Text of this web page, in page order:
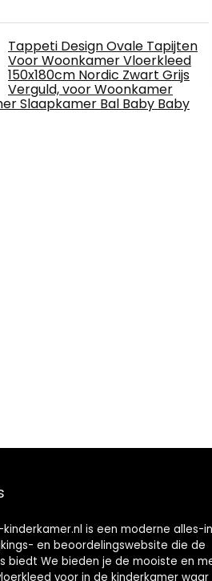
Tappeti Design Ovale Tapijten
Voor Woonkamer Vloerkleed
150x180cm Nordic Zwart Grijs
Verguld, voor Woonkamer
Slaapkamer Bal Baby Baby
is een moderne alles-
en beoordelingswebsite die de
biedt We bieden je de mooiste en
voor in de kinderkamer waar